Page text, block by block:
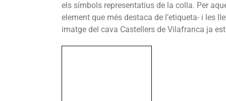
els símbols representatius de la colla. Per
element que més destaca de l’etiqueta- i les
imatge del cava Castellers de Vilafranca ja